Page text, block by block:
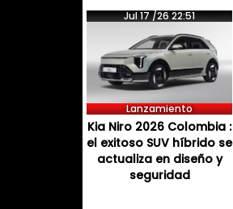
Jul 17 /26 22:51
Lanzamiento
Kia Niro 2026 Colombia :
el exitoso SUV híbrido se
actualiza en diseño y
seguridad